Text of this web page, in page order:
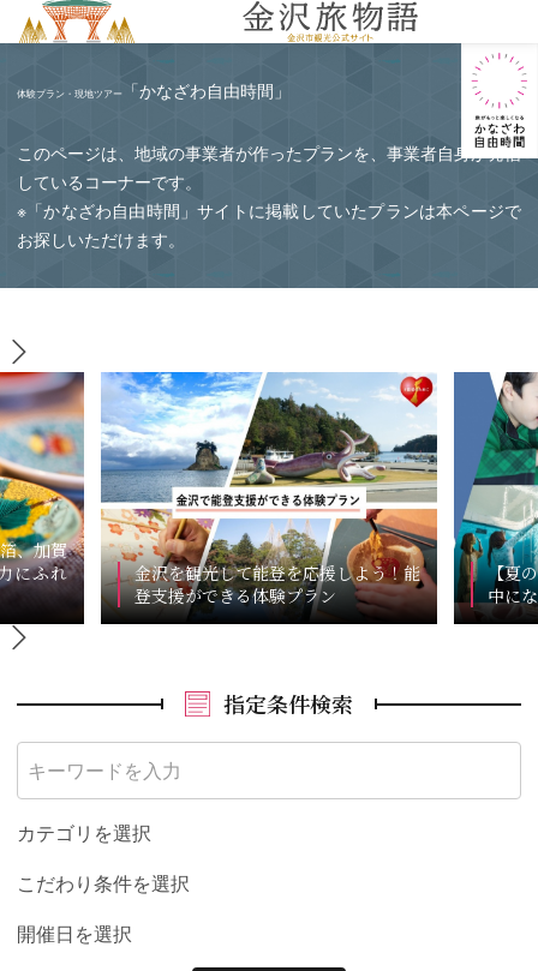
体験プラン・現地ツアー 「かなざわ自由時間」
このページは、地域の事業者が作ったプランを、事業者自身が発信
しているコーナーです。
※「かなざわ自由時間」サイトに掲載していたプランは本ページで
お探しいただけます。
、加賀
にふれ
金沢を観光して能登を応援しよう！能
登支援ができる体験プラン
【夏
中に
指定条件検索
カテゴリを選択
こだわり条件を選択
開催日を選択